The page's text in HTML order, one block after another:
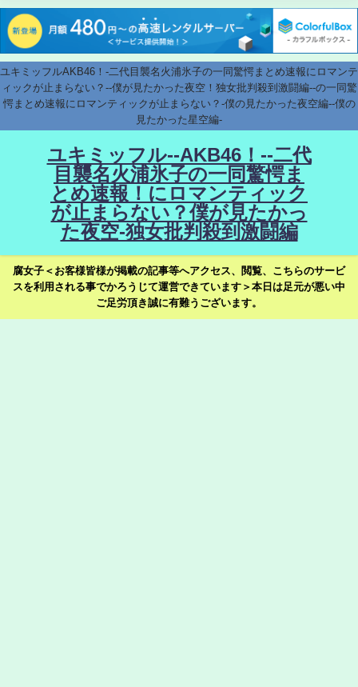
ユキミッフルAKB46！-二代目襲名火浦氷子の一同驚愕まとめ速報にロマンテ
ィックが止まらない？--僕が見たかった夜空！独女批判殺到激闘編--の一同驚
愕まとめ速報にロマンティックが止まらない？-僕の見たかった夜空編--僕の
見たかった星空編-
ユキミッフル--AKB46！--二代
目襲名火浦氷子の一同驚愕ま
とめ速報！にロマンティック
が止まらない？僕が見たかっ
た夜空-独女批判殺到激闘編
腐女子＜お客様皆様が掲載の記事等へアクセス、閲覧、こちらのサービ
スを利用される事でかろうじて運営できています＞本日は足元が悪い中
ご足労頂き誠に有難うございます。